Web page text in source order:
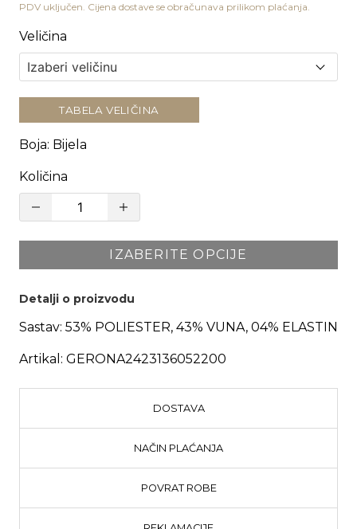
PDV uključen. Cijena dostave se obračunava prilikom plaćanja.
Veličina
TABELA VELIČINA
Boja: Bijela
Količina
IZABERITE OPCIJE
Detalji o proizvodu
Sastav: 53% POLIESTER, 43% VUNA, 04% ELASTIN
Artikal: GERONA2423136052200
DOSTAVA
NAČIN PLAĆANJA
POVRAT ROBE